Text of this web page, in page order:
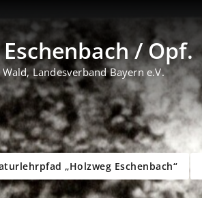
/ Opf.
Landesverband Bayern e.V.
„Holzweg Eschenbach“